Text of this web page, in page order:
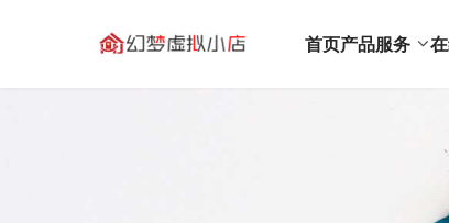
首页产品服务